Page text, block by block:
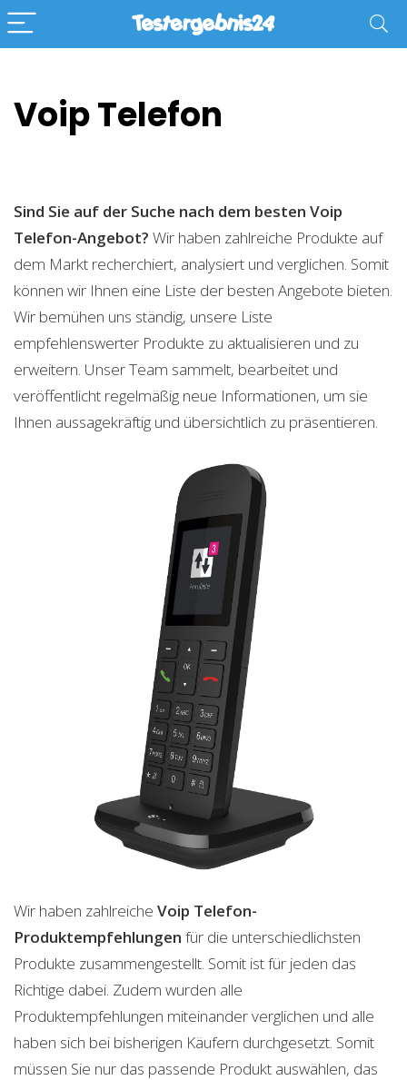
Voip Telefon
Sind Sie auf der Suche nach dem besten Voip
Telefon-Angebot? Wir haben zahlreiche Produkte auf
dem Markt recherchiert, analysiert und verglichen. Somit
können wir Ihnen eine Liste der besten Angebote bieten.
Wir bemühen uns ständig, unsere Liste
empfehlenswerter Produkte zu aktualisieren und zu
erweitern. Unser Team sammelt, bearbeitet und
veröffentlicht regelmäßig neue Informationen, um sie
Ihnen aussagekräftig und übersichtlich zu präsentieren.
Wir haben zahlreiche Voip Telefon-
Produktempfehlungen für die unterschiedlichsten
Produkte zusammengestellt. Somit ist für jeden das
Richtige dabei. Zudem wurden alle
Produktempfehlungen miteinander verglichen und alle
haben sich bei bisherigen Käufern durchgesetzt. Somit
müssen Sie nur das passende Produkt auswählen, das